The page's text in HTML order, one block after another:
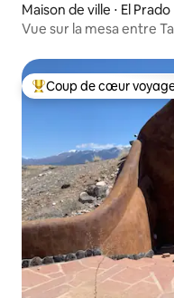
Maison de ville ⋅ El Prado
Vue sur la mesa entre
Coups de cœur
Coup de cœur